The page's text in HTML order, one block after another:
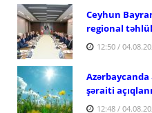
Ceyhun
regional
12:50 /
şəraiti
12:48 /